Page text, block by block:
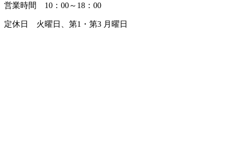
営業時間 10：00～18：00
定休日 火曜日、第1・第3 月曜日